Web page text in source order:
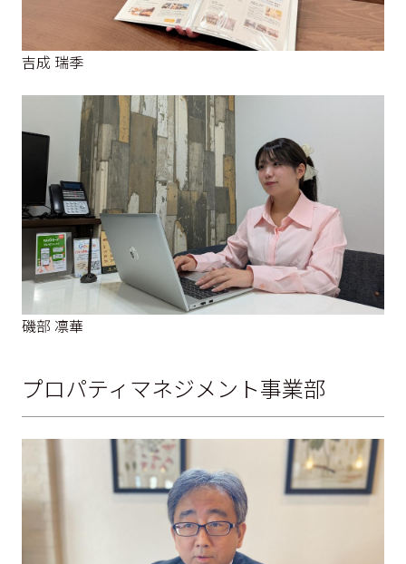
吉成 瑞季
磯部 凛華
プロパティマネジメント事業部